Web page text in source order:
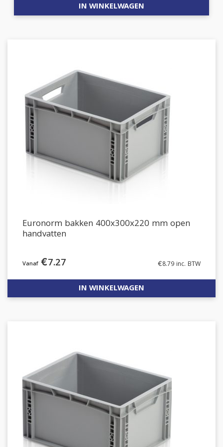
IN WINKELWAGEN
Euronorm bakken 400x300x220 mm open
handvatten
€7.27 €8.79 inc. BTW
IN WINKELWAGEN